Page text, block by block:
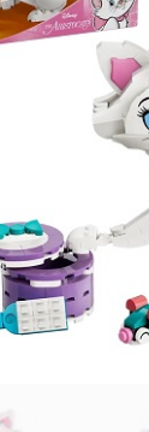
Οχήματα
Πίστες-
Play Set
Όπλα